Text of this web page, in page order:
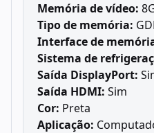
Memória de vídeo:
Tipo de memória:
Interface de
Sistema de
Saída DisplayPort:
Saída HDMI: Sim
Cor: Preta
Aplicação: